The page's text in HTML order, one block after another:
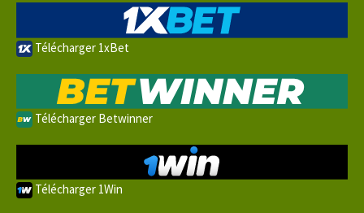
Télécharger 1xBet
Télécharger Betwinner
Télécharger 1Win